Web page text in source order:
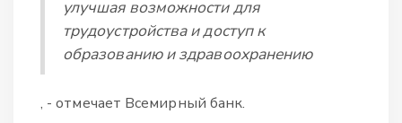
улучшая возможности для
трудоустройства и доступ к
образованию и здравоохранению
, - отмечает Всемирный банк.